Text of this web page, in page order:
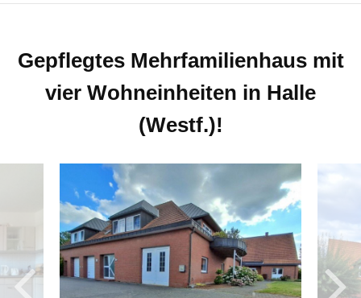
Gepflegtes Mehrfamilienhaus mit
vier Wohneinheiten in Halle
(Westf.)!